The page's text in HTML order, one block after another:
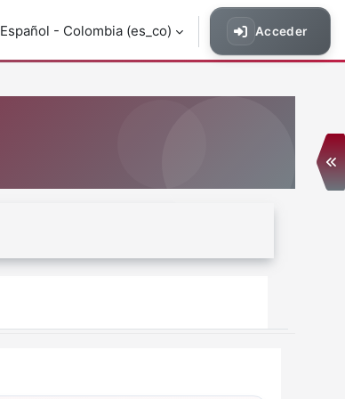
Español - Colombia ‎(es_co)‎ Acceder